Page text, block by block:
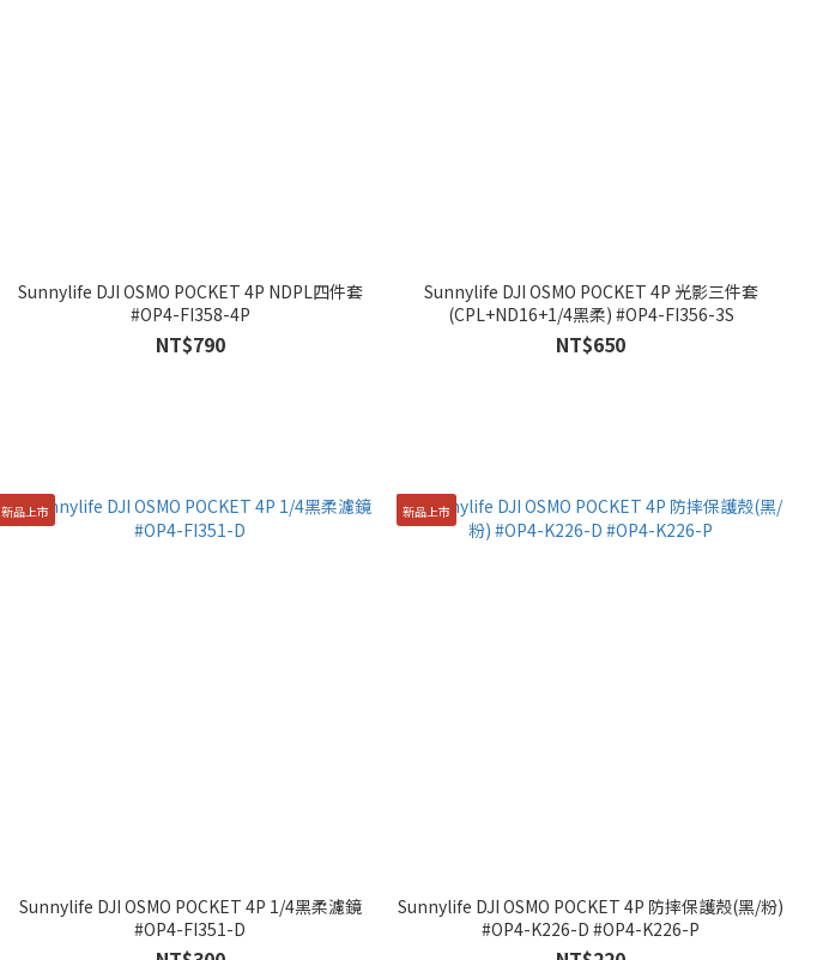
Sunnylife DJI OSMO POCKET 4P NDPL四件套
#OP4-FI358-4P
NT$790
Sunnylife DJI OSMO POCKET 4P 光影三件套
(CPL+ND16+1/4黑柔) #OP4-FI356-3S
NT$650
新品上市
Sunnylife DJI OSMO POCKET 4P 1/4黑柔濾鏡
#OP4-FI351-D
新品上市
Sunnylife DJI OSMO POCKET 4P 防摔保護殼(黑/粉)
#OP4-K226-D #OP4-K226-P